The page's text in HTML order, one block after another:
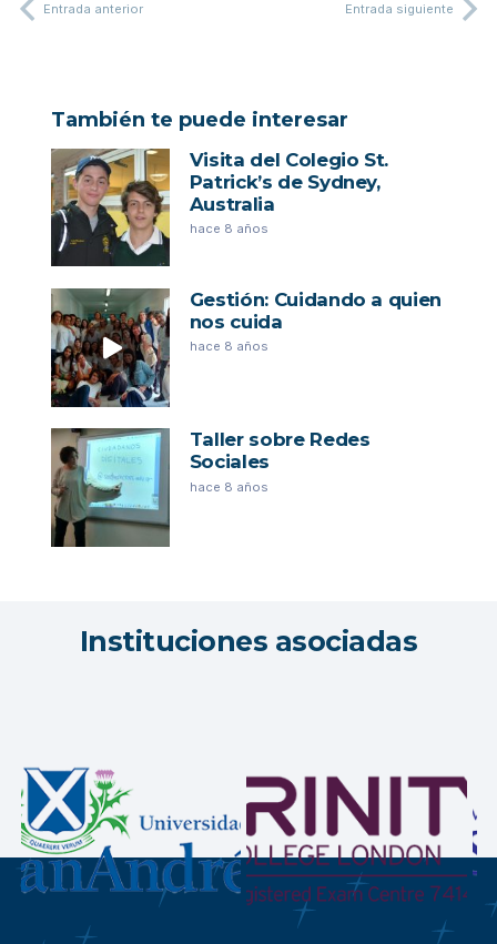
Entrada anterior Entrada siguiente
También te puede interesar
Visita del Colegio St.
Patrick’s de Sydney,
Australia
hace 8 años
Gestión: Cuidando a quien
nos cuida
hace 8 años
Taller sobre Redes
Sociales
hace 8 años
Instituciones asociadas